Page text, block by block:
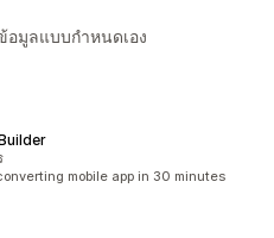
มูลแบบกำหนดเอง
mobile app in 30 minutes